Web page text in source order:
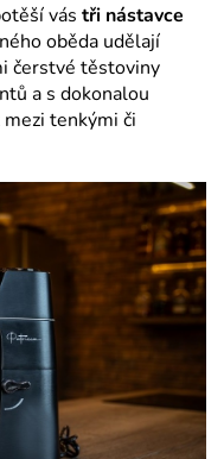
vás tři nástavce
oběda udělají
čerstvé těstoviny
a s dokonalou
tenkými či